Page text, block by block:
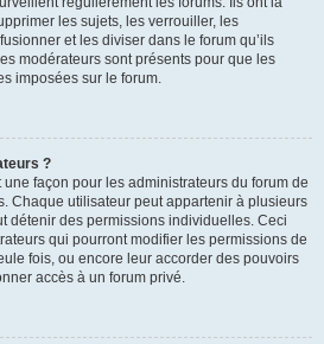
les sujets, les verrouiller, les
et les diviser dans le forum qu’ils
modérateurs sont présents pour que les
imposées sur le forum.
?
une façon pour les administrateurs du forum de
Chaque utilisateur peut appartenir à plusieurs
détenir des permissions individuelles. Ceci
qui pourront modifier les permissions de
fois, ou encore leur accorder des pouvoirs
accès à un forum privé.